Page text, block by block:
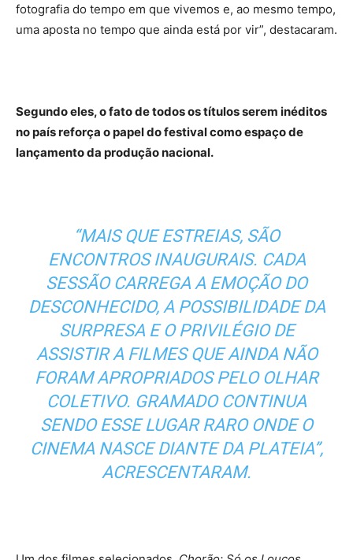
fotografia do tempo em que vivemos e, ao mesmo tempo,
uma aposta no tempo que ainda está por vir”, destacaram.
Segundo eles, o fato de todos os títulos serem inéditos
no país reforça o papel do festival como espaço de
lançamento da produção nacional.
“MAIS QUE ESTREIAS, SÃO
ENCONTROS INAUGURAIS. CADA
SESSÃO CARREGA A EMOÇÃO DO
DESCONHECIDO, A POSSIBILIDADE DA
SURPRESA E O PRIVILÉGIO DE
ASSISTIR A FILMES QUE AINDA NÃO
FORAM APROPRIADOS PELO OLHAR
COLETIVO. GRAMADO CONTINUA
SENDO ESSE LUGAR RARO ONDE O
CINEMA NASCE DIANTE DA PLATEIA”,
ACRESCENTARAM.